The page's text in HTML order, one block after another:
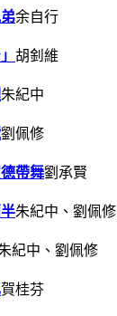
余自行
胡釗維
朱紀中
劉佩修
帶舞劉承賢
朱紀中、劉佩修
紀中、劉佩修
賀桂芬